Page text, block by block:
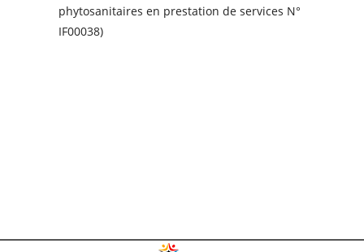
phytosanitaires en prestation de services N°
IF00038)